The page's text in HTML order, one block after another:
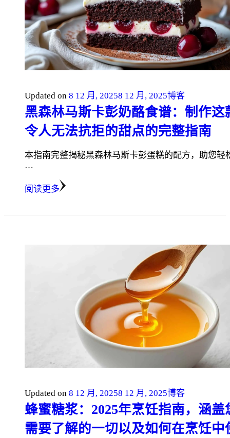
Updated on 8 12 月, 20258 12 月, 2025博客
黑森林马斯卡彭奶酪食谱：制作这
令人无法抗拒的甜点的完整指南
本指南完整揭秘黑森林马斯卡彭蛋糕的配方，助您轻
…
阅读更多
Updated on 8 12 月, 20258 12 月, 2025博客
蜂蜜糖浆：2025年烹饪指南，涵盖
需要了解的一切以及如何在烹饪中